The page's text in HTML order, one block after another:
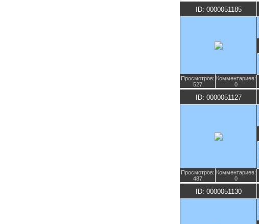
ID: 0000051185
Просмотров:
527
Комментариев:
0
ID: 0000051127
Просмотров:
487
Комментариев:
0
ID: 0000051130